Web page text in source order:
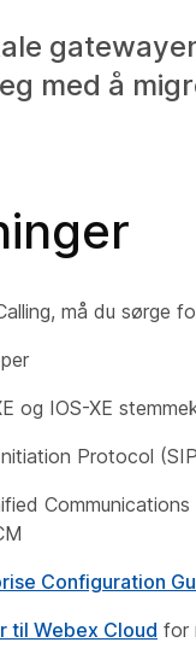
med å
må du sørge
og IOS-XE
Protocol
Configuration
til Webex Cloud for